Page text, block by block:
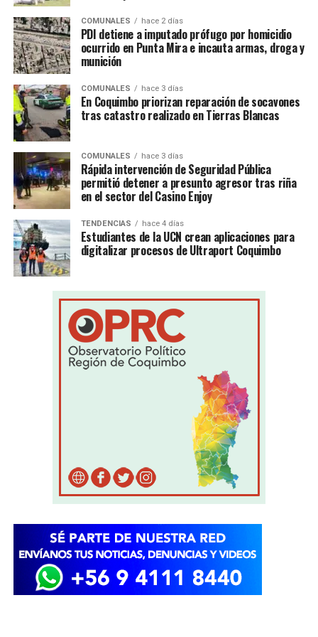
COMUNALES hace 2 días
PDI detiene a imputado prófugo por homicidio
ocurrido en Punta Mira e incauta armas, droga y
munición
COMUNALES hace 3 días
En Coquimbo priorizan reparación de socavones
tras catastro realizado en Tierras Blancas
COMUNALES hace 3 días
Rápida intervención de Seguridad Pública
permitió detener a presunto agresor tras riña
en el sector del Casino Enjoy
TENDENCIAS hace 4 días
Estudiantes de la UCN crean aplicaciones para
digitalizar procesos de Ultraport Coquimbo